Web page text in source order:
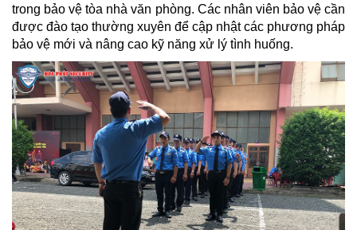
trong bảo vệ tòa nhà văn phòng. Các nhân viên bảo vệ cần
được đào tạo thường xuyên để cập nhật các phương pháp
bảo vệ mới và nâng cao kỹ năng xử lý tình huống.